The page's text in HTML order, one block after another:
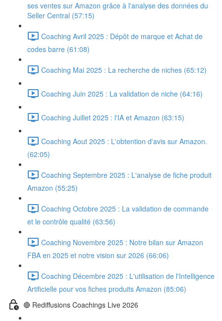
ses ventes sur Amazon grâce à l'analyse des données du
Seller Central (57:15)
Coaching Avril 2025 : Dépôt de marque et Achat de
codes barre (61:08)
Coaching Mai 2025 : La recherche de niches (65:12)
Coaching Juin 2025 : La validation de niche (64:16)
Coaching Juillet 2025 : l'IA et Amazon (63:15)
Coaching Aout 2025 : L'obtention d'avis sur Amazon.
(62:05)
Coaching Septembre 2025 : L'analyse de fiche produit
Amazon (55:25)
Coaching Octobre 2025 : La validation de commande
et le contrôle qualité (63:56)
Coaching Novembre 2025 : Notre bilan sur Amazon
FBA en 2025 et notre vision sur 2026 (66:06)
Coaching Décembre 2025 : L'utilisation de l'Intelligence
Artificielle pour vos fiches produits Amazon (85:06)
🔴 Rediffusions Coachings Live 2026